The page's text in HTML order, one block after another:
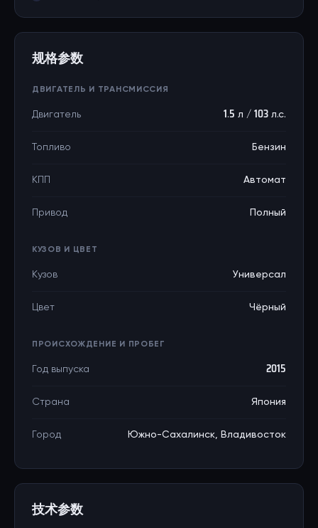
规格参数
ДВИГАТЕЛЬ И ТРАНСМИССИЯ
Двигатель 1.5 л / 103 л.с.
Топливо Бензин
КПП Автомат
Привод Полный
КУЗОВ И ЦВЕТ
Кузов Универсал
Цвет Чёрный
ПРОИСХОЖДЕНИЕ И ПРОБЕГ
Год выпуска 2015
Страна Япония
Город Южно-Сахалинск, Владивосток
技术参数